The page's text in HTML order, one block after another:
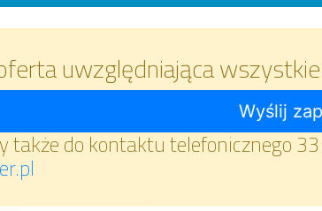
uwzględniająca
także do kontaktu telefonicznego